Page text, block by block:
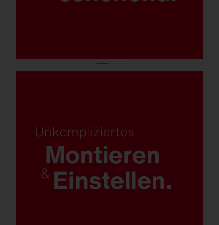
Werkzeuglose Montage des Mastflansches
an der Leuchte.
Werkzeuglose Neigungseinstellung für eine
schnelle Installation und Ausrichtung
(optional: Universal-Mastflansch).